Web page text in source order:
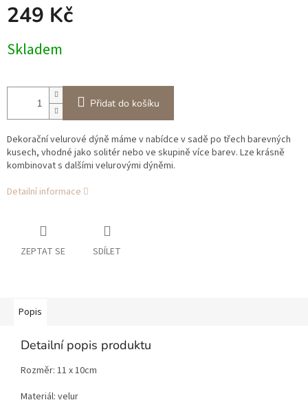
249 Kč
cena:
Skladem
Přidat do košíku
Dekorační velurové dýně máme v nabídce v sadě po třech barevných
kusech, vhodné jako solitér nebo ve skupině více barev. Lze krásně
kombinovat s dalšími velurovými dýněmi.
Detailní informace
ZEPTAT SE SDÍLET
Popis
Detailní popis produktu
Rozměr: 11 x 10cm
Materiál: velur